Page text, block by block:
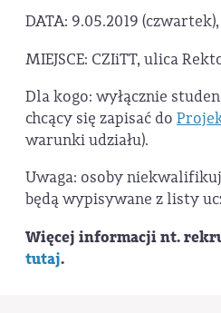
DATA: 9.05.2019 (czwartek),
MIEJSCE: CZIiTT, ulica
Dla kogo: wyłącznie
chcący się zapisać do
warunki udziału).
Uwaga: osoby
będą wypisywane z listy
Więcej informacji nt.
tutaj.